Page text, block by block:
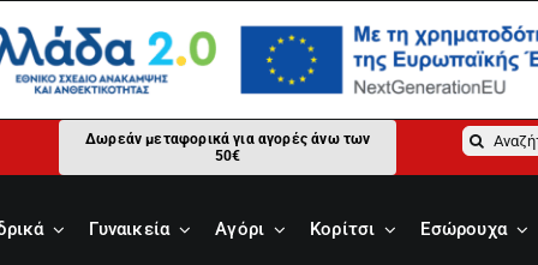
Δωρεάν μεταφορικά για αγορές άνω των
50€
Γυναικεία Αγόρι Κορίτσι Εσώρουχα